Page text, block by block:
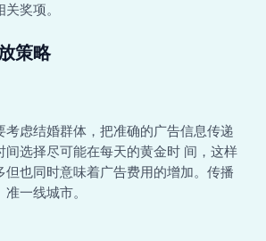
奖项。
策略
考虑结婚群体，把准确的广告信息传递
间选择尽可能在每天的黄金时 间，这样
但也同时意味着广告费用的增加。传播
一线城市。